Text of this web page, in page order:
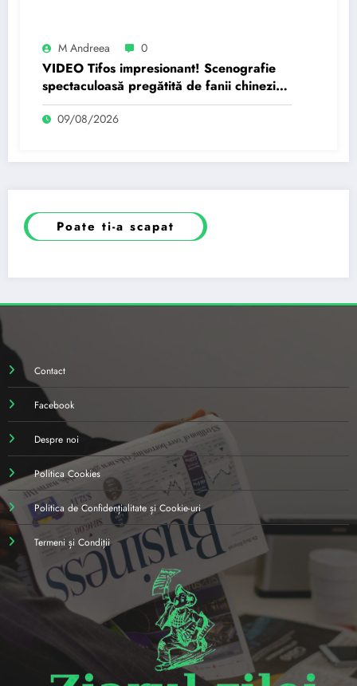
M Andreea 0
VIDEO Tifos impresionant! Scenografie
spectaculoasă pregătită de fanii chinezi
pentru Nicolae Stanciu
09/08/2026
Poate ti-a scapat
Contact
Facebook
Despre noi
Politica Cookies
Politica de Confidențialitate și Cookie-uri
Termeni și Condiții